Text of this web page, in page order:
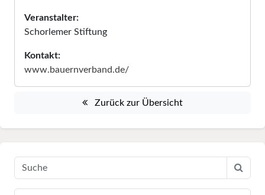
Veranstalter:
Schorlemer Stiftung
Kontakt:
www.bauernverband.de/
Zurück zur Übersicht